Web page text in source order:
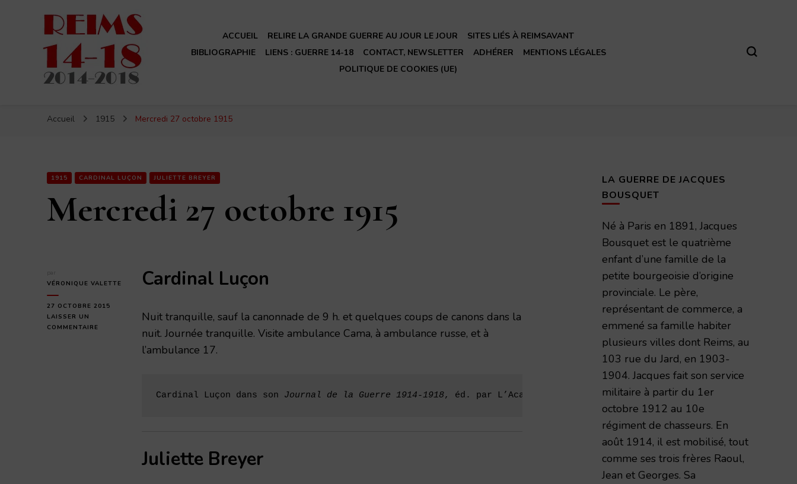
ACCUEIL RELIRE LA GRANDE GUERRE AU JOUR LE JOUR
SITES LIÉS À REIMSAVANT
BIBLIOGRAPHIE
LIENS : GUERRE 14-18 CONTACT, NEWSLETTER ADHÉRER
MENTIONS LÉGALES
POLITIQUE DE COOKIES (UE)
Accueil 1915 Mercredi 27 octobre 1915
1915 CARDINAL LUÇON JULIETTE BREYER
Mercredi 27 octobre 1915
VÉRONIQUE VALETTE
27 OCTOBRE 2015
LAISSER UN
COMMENTAIRE
Cardinal Luçon
Nuit tranquille, sauf la canonnade de 9 h. et quelques coups de canons dans la
nuit. Journée tranquille. Visite ambulance Cama, à ambulance russe, et à
l’ambulance 17.
Cardinal Luçon dans son Journal de la Guerre 1914-1918, éd. par L’Académie Nationale de Reims – 1998 – TAR volume 173
Juliette Breyer
LA GUERRE DE JACQUES
BOUSQUET
Né à Paris en 1891, Jacques
Bousquet est le quatrième
enfant d’une famille de la
petite bourgeoisie d’origine
provinciale. Le père,
représentant de commerce, a
emmené sa famille habiter
plusieurs villes dont Reims, au
103 rue du Jard, en 1903-
1904. Jacques fait son service
militaire à partir du 1er
octobre 1912 au 10e
régiment de chasseurs. En
août 1914, il est mobilisé, tout
comme ses trois frères Raoul,
Jean et Georges. Sa